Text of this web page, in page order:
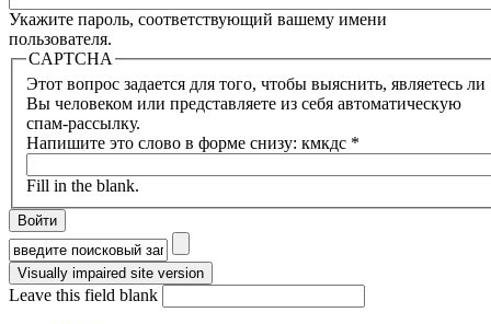
Укажите пароль, соответствующий вашему имени
пользователя.
CAPTCHA
Этот вопрос задается для того, чтобы выяснить, являетесь ли
Вы человеком или представляете из себя автоматическую
спам-рассылку.
Напишите это слово в форме снизу: кмкдс *
Fill in the blank.
Форма поиска
Leave this field blank